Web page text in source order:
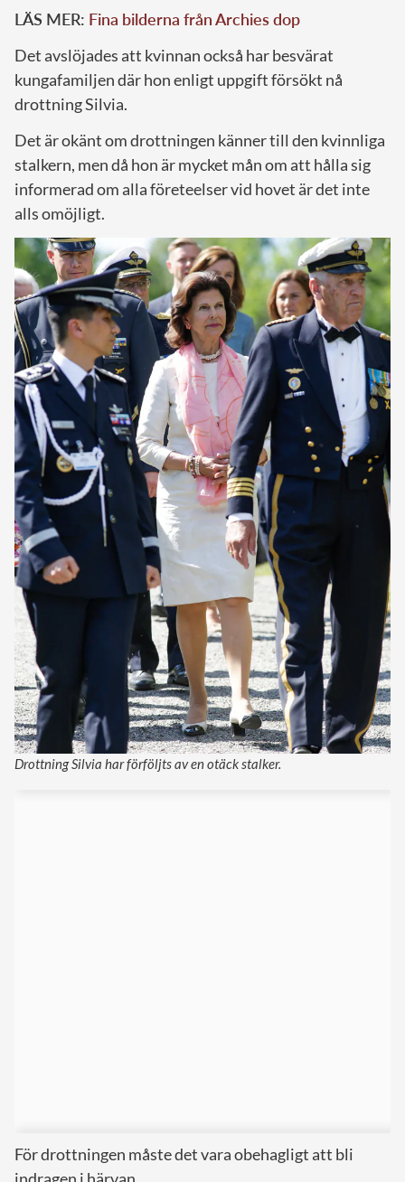
LÄS MER: Fina bilderna från Archies dop
Det avslöjades att kvinnan också har besvärat
kungafamiljen där hon enligt uppgift försökt nå
drottning Silvia.
Det är okänt om drottningen känner till den kvinnliga
stalkern, men då hon är mycket mån om att hålla sig
informerad om alla företeelser vid hovet är det inte
alls omöjligt.
Drottning Silvia har förföljts av en otäck stalker.
För drottningen måste det vara obehagligt att bli